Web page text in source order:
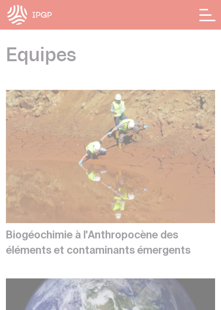
Equipes
Biogéochimie à l'Anthropocène des
éléments et contaminants émergents
Panneau de gestion des cookies